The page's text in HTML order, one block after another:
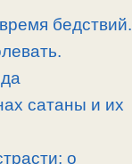
бедствий.
сатаны и их
о